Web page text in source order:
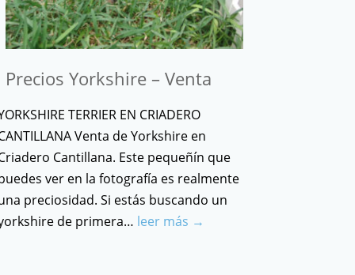
Precios Yorkshire – Venta
TERRIER EN CRIADERO
Venta de Yorkshire en
Cantillana. Este pequeñín que
ver en la fotografía es realmente
preciosidad. Si estás buscando un
de primera… leer más →